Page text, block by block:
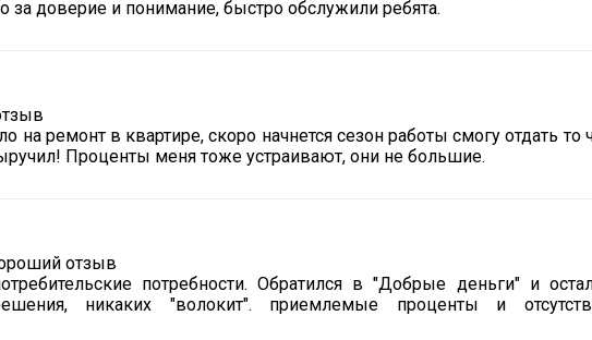
за доверие и понимание, быстро обслужили ребята.
ремонт в квартире, скоро начнется сезон работы смогу отдать то
Проценты меня тоже устраивают, они не большие.
потребности. Обратился в "Добрые деньги" и
никаких "волокит". приемлемые проценты и